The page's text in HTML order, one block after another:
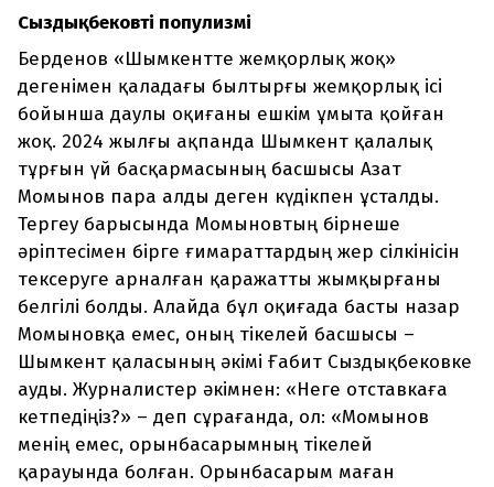
Сыздықбековтің популизмі
Берденов «Шымкентте жемқорлық жоқ»
дегенімен қаладағы былтырғы жемқорлық ісі
бойынша даулы оқиғаны ешкім ұмыта қойған
жоқ. 2024 жылғы ақпанда Шымкент қалалық
тұрғын үй басқармасының басшысы Азат
Момынов пара алды деген күдікпен ұсталды.
Тергеу барысында Момыновтың бірнеше
әріптесімен бірге ғимараттардың жер сілкінісін
тексеруге арналған қаражатты жымқырғаны
белгілі болды. Алайда бұл оқиғада басты назар
Момыновқа емес, оның тікелей басшысы –
Шымкент қаласының әкімі Ғабит Сыздықбековке
ауды. Журналистер әкімнен: «Неге отставкаға
кетпедіңіз?» – деп сұрағанда, ол: «Момынов
менің емес, орынбасарымның тікелей
қарауында болған. Орынбасарым маған